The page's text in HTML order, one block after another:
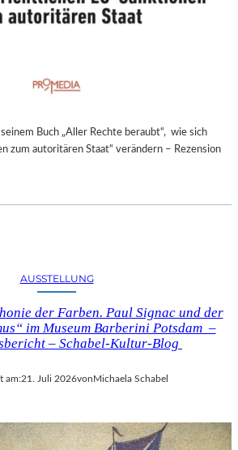
Buch „Aller Rechte beraubt“, wie sich
zum autoritären Staat“ verändern – Rezension
AUSSTELLUNG
der Farben. Paul Signac und der
im Museum Barberini Potsdam –
– Schabel-Kultur-Blog
am:21. Juli 2026vonMichaela Schabel